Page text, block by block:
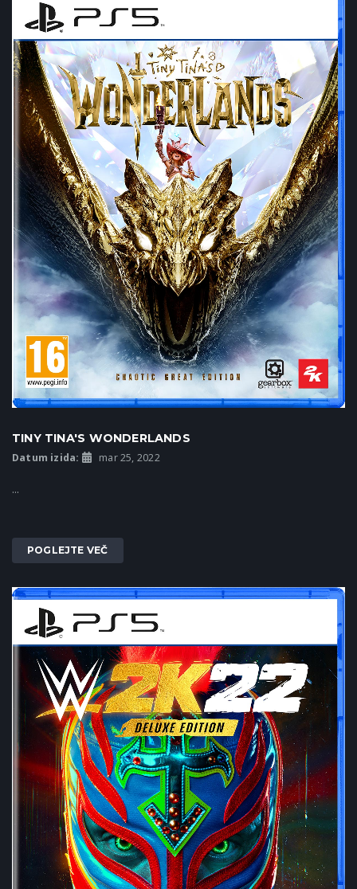
TINY TINA'S WONDERLANDS
Datum izida: mar 25, 2022
...
POGLEJTE VEČ